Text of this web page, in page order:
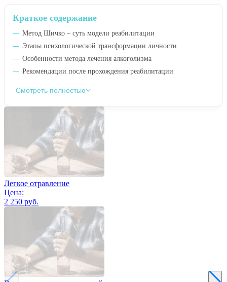
Краткое содержание
Метод Шичко – суть модели реабилитации
Этапы психологической трансформации личности
Особенности метода лечения алкоголизма
Рекомендации после прохождения реабилитации
Смотреть полностью
Легкое отравление
Цена:
2 250 руб.